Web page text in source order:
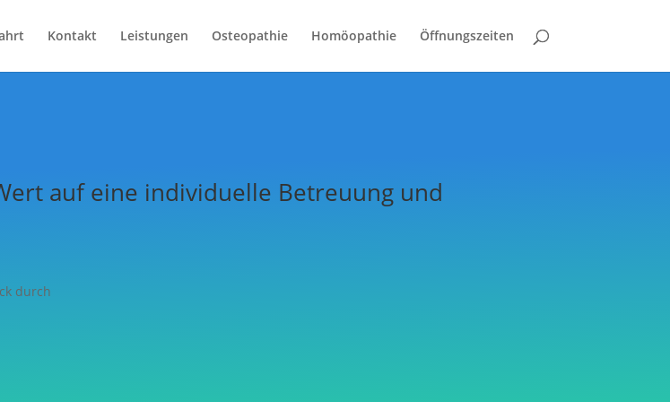
Kontakt Leistungen Osteopathie Homöopathie Öffnungszeiten
auf eine individuelle Betreuung und
durch